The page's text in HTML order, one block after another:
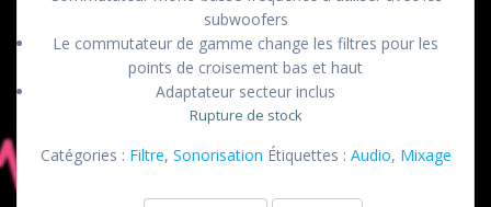
subwoofers
Le commutateur de gamme change les filtres pour les
points de croisement bas et haut
Adaptateur secteur inclus
Rupture de stock
Catégories : Filtre, Sonorisation Étiquettes : Audio, Mixage